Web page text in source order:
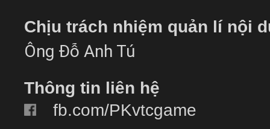
Chịu trách nhiệm quản lí nội
Ông Đỗ Anh Tú
Thông tin liên hệ
fb.com/PKvtcgame